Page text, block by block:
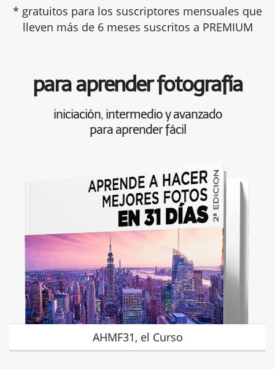
* gratuitos para los suscriptores mensuales que
lleven más de 6 meses suscritos a PREMIUM
para aprender fotografía
iniciación, intermedio y avanzado
para aprender fácil
AHMF31, el Curso